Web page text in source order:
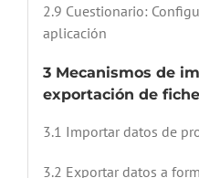
2.9 Cuestionario:
aplicación
3 Mecanismos de
exportación de
3.1 Importar datos de
3.2 Exportar datos a